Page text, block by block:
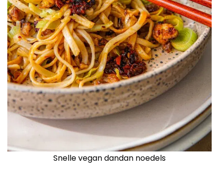
Snelle vegan dandan noedels